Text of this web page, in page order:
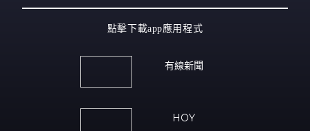
點擊下載app應用程式
有線新聞
HOY